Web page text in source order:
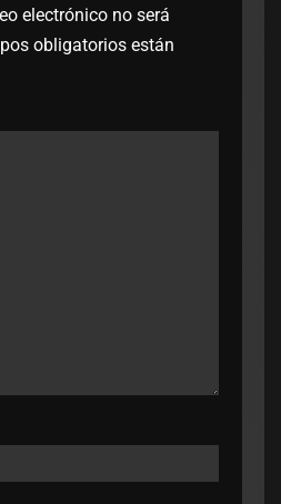
electrónico no será
obligatorios están